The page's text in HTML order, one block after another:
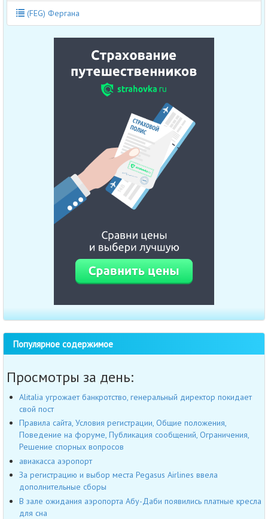
(FEG) Фергана
Популярное содержимое
Просмотры за день:
Alitalia угрожает банкротство, генеральный директор покидает
свой пост
Правила сайта, Условия регистрации, Общие положения,
Поведение на форуме, Публикация сообщений, Ограничения,
Решение спорных вопросов
авиакасса аэропорт
За регистрацию и выбор места Pegasus Airlines ввела
дополнительные сборы
В зале ожидания аэропорта Абу-Даби появились платные кресла
для сна